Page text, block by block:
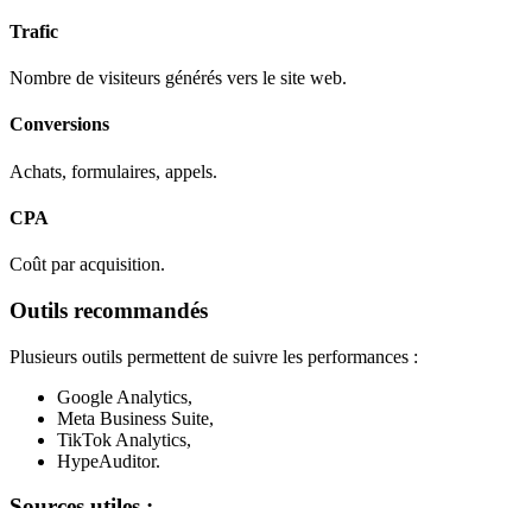
Trafic
Nombre de visiteurs générés vers le site web.
Conversions
Achats, formulaires, appels.
CPA
Coût par acquisition.
Outils recommandés
Plusieurs outils permettent de suivre les performances :
Google Analytics,
Meta Business Suite,
TikTok Analytics,
HypeAuditor.